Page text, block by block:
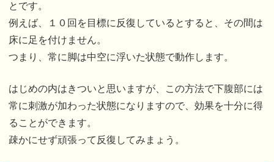
とです。
例えば、１０回を目標に反復しているとすると、その間は
床に足を付けません。
つまり、常に脚は中空に浮いた状態で動作します。
はじめの内はきついと思いますが、この方法で下腹部には
常に刺激が加わった状態になりますので、効果を十分に得
ることができます。
疎かにせず頑張って反復してみまょう。